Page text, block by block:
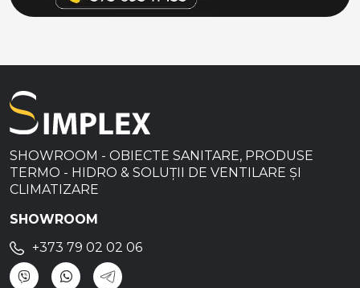
SHOWROOM - OBIECTE SANITARE, PRODUSE
TERMO - HIDRO & SOLUȚII DE VENTILARE ȘI
CLIMATIZARE
SHOWROOM
+373 79 02 02 06